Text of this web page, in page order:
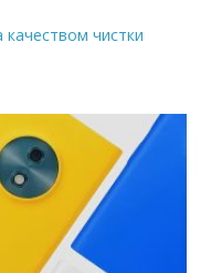
чистки